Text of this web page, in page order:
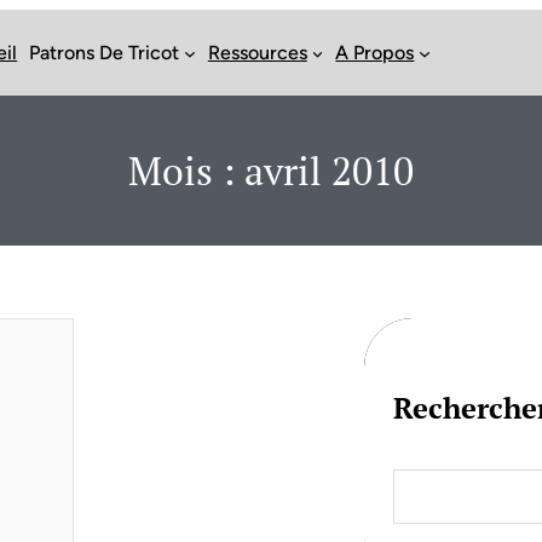
Patrons De Tricot Ressources A Propos
Mois : avril 2010
a